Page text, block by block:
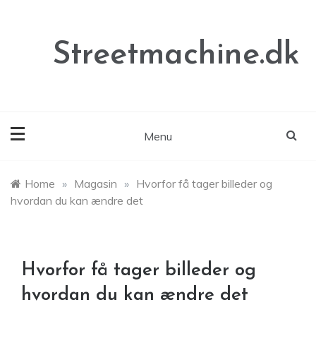
Streetmachine.dk
Menu
Home » Magasin » Hvorfor få tager billeder og
hvordan du kan ændre det
Hvorfor få tager billeder og
hvordan du kan ændre det